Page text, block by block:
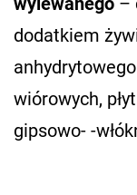
dodatkiem
wiórowych,
gipsowo- -